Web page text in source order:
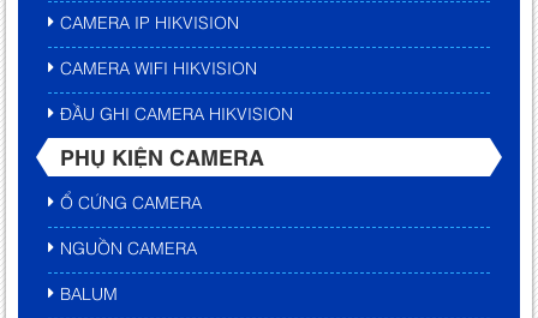
CAMERA IP HIKVISION
CAMERA WIFI HIKVISION
ĐẦU GHI CAMERA HIKVISION
PHỤ KIỆN CAMERA
Ổ CỨNG CAMERA
NGUỒN CAMERA
BALUM